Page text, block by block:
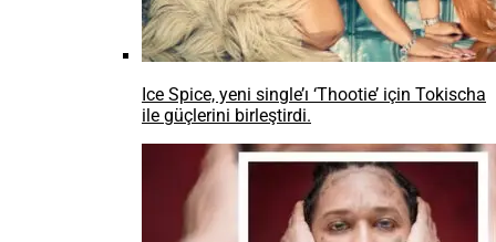
Ice Spice, yeni single’ı ‘Thootie’ için Tokischa
ile güçlerini birleştirdi.